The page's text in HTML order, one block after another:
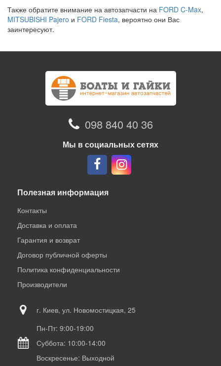
Также обратите внимание на автозапчасти на FORD C-Max,
MITSUBISHI Pajero и FORD Fiesta, вероятно они Вас
заинтересуют.
098 840 40 36
Мы в социальных сетях
Полезная информация
Контакты
Доставка и оплата
Гарантия и возврат
Договор публичной оферты
Политика конфиденциальности
Производители
г. Киев, ул. Новомостицкая, 25
Пн-Пт: 9:00-19:00
Суббота: 10:00-14:00
Воскресенье: Выходной